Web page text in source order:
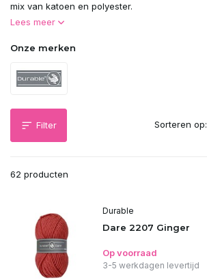
mix van katoen en polyester.
Lees meer
Onze merken
Filter
62 producten
Sorteren op:
Durable
Dare 2207 Ginger
Op voorraad
3-5 werkdagen levertijd